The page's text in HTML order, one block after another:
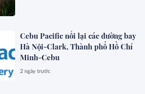
Cebu Pacific nối lại các đường bay
Hà Nội-Clark, Thành phố Hồ Chí
Minh-Cebu
2 ngày trước